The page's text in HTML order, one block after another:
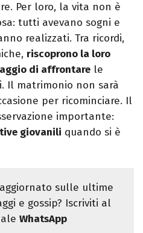
Per loro, la vita non è
tutti avevano sogni e
realizzati. Tra ricordi,
riscoprono la loro
di affrontare le
Il matrimonio non sarà
per ricominciare. Il
importante:
giovanili quando si è
sulle ultime
e gossip? Iscriviti al
WhatsApp